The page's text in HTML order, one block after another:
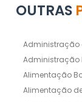
OUTRAS
Administração
Administração
Alimentação
Alimentação